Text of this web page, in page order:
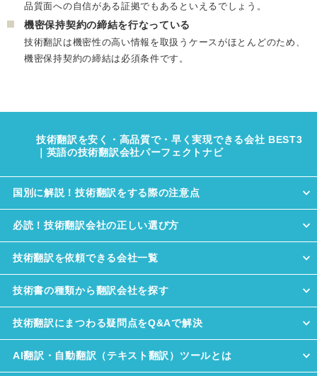
品質面への自信がある証拠でもあるといえるでしょう。
機密保持契約の締結を行なっている
技術翻訳は機密性の高い情報を取扱うケースがほとんどのため、
機密保持契約の締結は必須条件です。
技術翻訳を安く・高品質で・早く実現できる会社 BEST3
｜英語の技術翻訳会社パーフェクトナビ
国別に解説！技術翻訳をする際の注意点
必読！技術翻訳会社の正しい選び方
技術翻訳を依頼できる会社一覧
技術書の種類から翻訳会社を探す
技術翻訳にまつわる疑問点をQ&Aで解決
AI翻訳・自動翻訳（テキスト翻訳）ツールとは